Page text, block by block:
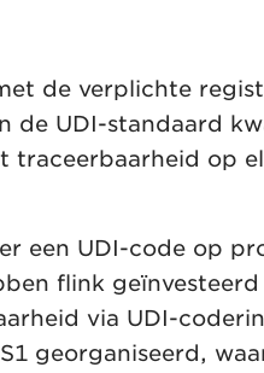
de verplichte
de UDI-standaard
traceerbaarheid op
een UDI-code op
flink geïnvesteerd
via UDI-
georganiseerd,